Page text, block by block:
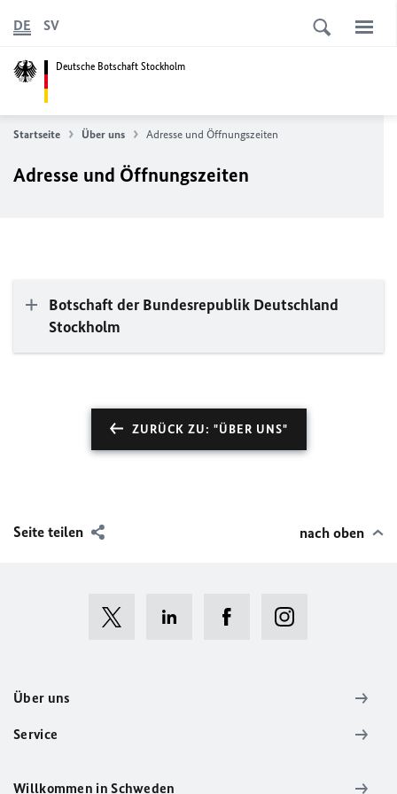
Deutsche Botschaft Stockholm
DE SV
Startseite Über uns Adresse und Öffnungszeiten
Adresse und Öffnungszeiten
Botschaft der Bundesrepublik Deutschland
Stockholm
ZURÜCK ZU: "ÜBER UNS"
Seite teilen nach oben
Über uns
Service
Willkommen in Schweden